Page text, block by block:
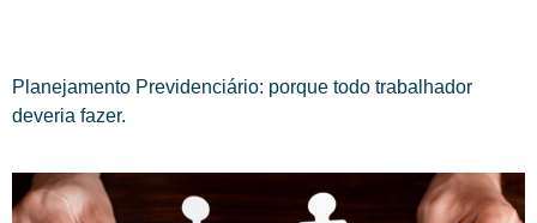
Planejamento Previdenciário: porque todo trabalhador
deveria fazer.